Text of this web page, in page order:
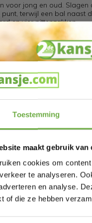
Toestemming
maakt gebruik van
cookies om
te analyseren.
en analyse.
of die ze hebben
voor jong en oud.
terwijl een bal naast
en vier pittenzakken.
RESTVOORRAAD
Coast Bouncy
opblaasbaar spel
kasteel - dia 325
x 205 cm
€ 469,00